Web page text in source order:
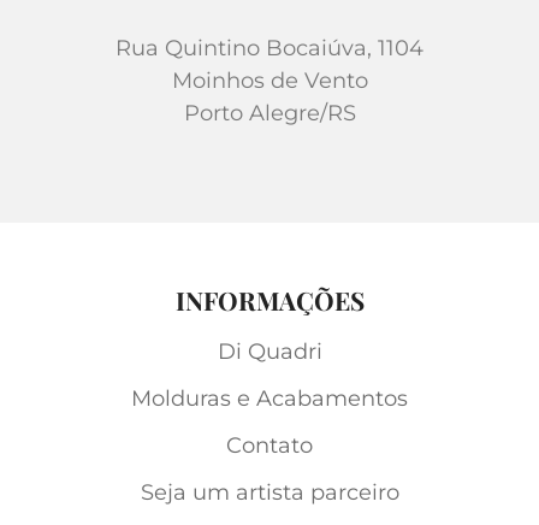
Rua Quintino Bocaiúva, 1104
Moinhos de Vento
Porto Alegre/RS
INFORMAÇÕES
Di Quadri
Molduras e Acabamentos
Contato
Seja um artista parceiro